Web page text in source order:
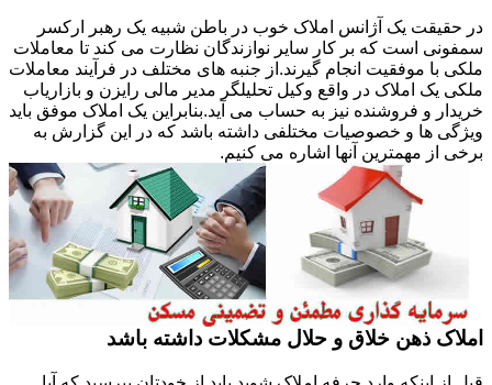
در حقیقت یک آژانس املاک خوب در باطن شبیه یک رهبر ارکسر
سمفونی است که بر کار سایر نوازندگان نظارت می کند تا معاملات
ملکی با موفقیت انجام گیرند.از جنبه های مختلف در فرآیند معاملات
ملکی یک املاک در واقع وکیل تحلیلگر مدیر مالی رایزن و بازاریاب
خریدار و فروشنده نیز به حساب می آید.بنابراین یک املاک موفق باید
ویژگی ها و خصوصیات مختلفی داشته باشد که در این گزارش به
برخی از مهمترین آنها اشاره می کنیم.
املاک ذهن خلاق و حلال مشکلات داشته باشد